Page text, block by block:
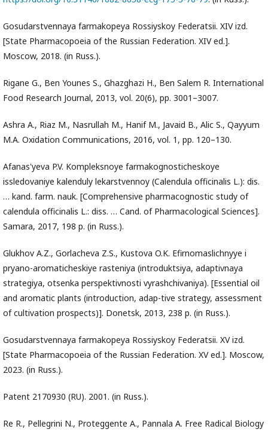
Gosudarstvennaya farmakopeya Rossiyskoy Federatsii. XIV izd.
[State Pharmacopoeia of the Russian Federation. XIV ed.].
Moscow, 2018. (in Russ.).
Rigane G., Ben Younes S., Ghazghazi H., Ben Salem R. International
Food Research Journal, 2013, vol. 20(6), pp. 3001–3007.
Ashra A., Riaz M., Nasrullah M., Hanif M., Javaid B., Alic S., Qayyum
M.A. Oxidation Communications, 2016, vol. 1, pp. 120–130.
Afanas'yeva P.V. Kompleksnoye farmakognosticheskoye
issledovaniye kalenduly lekarstvennoy (Calendula officinalis L.): dis.
… kand. farm. nauk. [Comprehensive pharmacognostic study of
calendula officinalis L.: diss. … Cand. of Pharmacological Sciences].
Samara, 2017, 198 p. (in Russ.).
Glukhov A.Z., Gorlacheva Z.S., Kustova O.K. Efirnomaslichnyye i
pryano-aromaticheskiye rasteniya (introduktsiya, adaptivnaya
strategiya, otsenka perspektivnosti vyrashchivaniya). [Essential oil
and aromatic plants (introduction, adap-tive strategy, assessment
of cultivation prospects)]. Donetsk, 2013, 238 p. (in Russ.).
Gosudarstvennaya farmakopeya Rossiyskoy Federatsii. XV izd.
[State Pharmacopoeia of the Russian Federation. XV ed.]. Moscow,
2023. (in Russ.).
Patent 2170930 (RU). 2001. (in Russ.).
Re R., Pellegrini N., Proteggente A., Pannala A. Free Radical Biology